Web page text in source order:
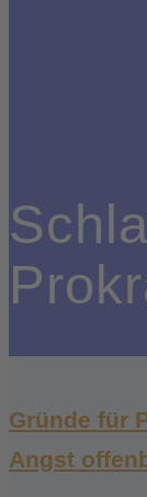
Gründe für
Angst